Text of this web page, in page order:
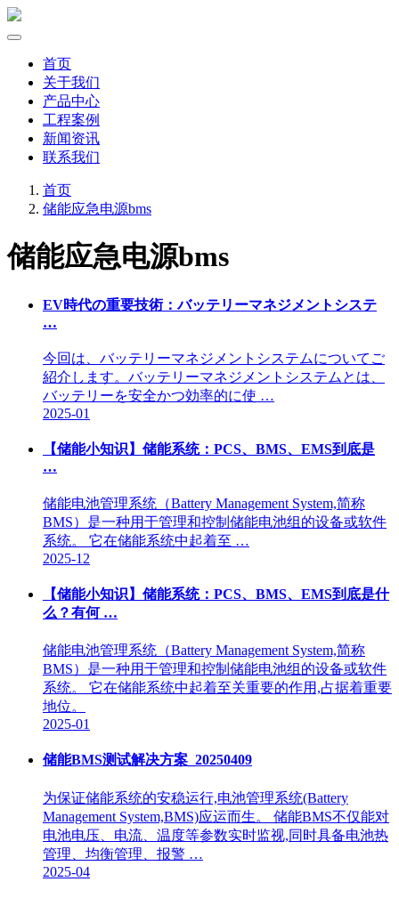
首页
关于我们
产品中心
工程案例
新闻资讯
联系我们
首页
储能应急电源bms
储能应急电源bms
EV時代の重要技術：バッテリーマネジメントシステ
…
今回は、バッテリーマネジメントシステムについてご
紹介します。バッテリーマネジメントシステムとは、
バッテリーを安全かつ効率的に使 …
2025-01
【储能小知识】储能系统：PCS、BMS、EMS到底是
…
储能电池管理系统（Battery Management System,简称
BMS）是一种用于管理和控制储能电池组的设备或软件
系统。 它在储能系统中起着至 …
2025-12
【储能小知识】储能系统：PCS、BMS、EMS到底是什
么？有何 …
储能电池管理系统（Battery Management System,简称
BMS）是一种用于管理和控制储能电池组的设备或软件
系统。 它在储能系统中起着至关重要的作用,占据着重要
地位。
2025-01
储能BMS测试解决方案_20250409
为保证储能系统的安稳运行,电池管理系统(Battery
Management System,BMS)应运而生。 储能BMS不仅能对
电池电压、电流、温度等参数实时监视,同时具备电池热
管理、均衡管理、报警 …
2025-04